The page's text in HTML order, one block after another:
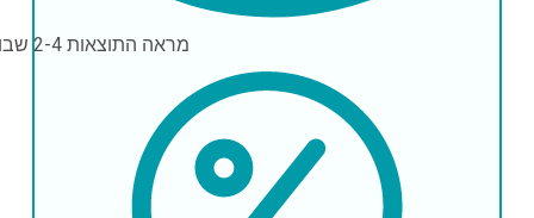
מראה התוצאות 2-4 שבועות